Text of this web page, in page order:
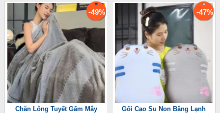
-49%
Chăn Lông Tuyết Gấm Mây
-47%
Gối Cao Su Non Băng Lạnh